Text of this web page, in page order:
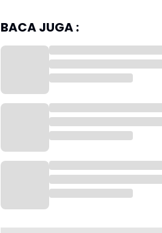
BACA JUGA :